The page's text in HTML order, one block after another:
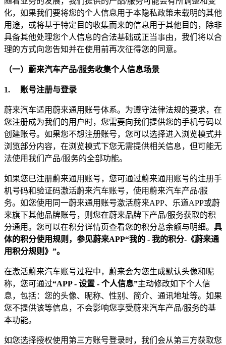
化，如果我们要将您的个人信息用于本隐私政策未载明的其他
用途，或将基于特定目的收集而来的信息用于其他目的，除非
具备其他处理您个人信息的合法基础或正当事由，我们将以合
理的方式向您告知并在使用前再次征得您的同意。
（一）蔚来汽车产品/服务收集个人信息场景
1. 账号注册与登录
蔚来汽车适用蔚来通用账号体系。为遵守法律法规的要求，在
您注册成为我们的用户时，您需要向我们提供您的手机号码以
创建账号。如果您不想注册账号，您可以选择进入浏览模式并
浏览部分内容，在浏览模式下您无需提供相关信息，但可能无
法使用我们产品/服务的全部功能。
如果您已注册蔚来通用账号，您可通过蔚来通用账号的注册手
机号码和验证码激活蔚来汽车账号，使用蔚来汽车产品/服
务。如您使用同一蔚来通用账号激活蔚来APP、乐道APP或蔚
来旗下其他品牌账号，则您在蔚来品牌下产品/服务获取的积
分通用。您可以在积分详情页查看您的积分总余额与明细。 具
体的积分使用规则，参见蔚来APP“我的 - 我的积分-《蔚来通
用积分规则》”。
在激活蔚来汽车账号过程中，蔚来会为您生成默认头像和昵
称，您可通过“APP - 设置 - 个人信息”主动修改如下个人信
息，包括：您的头像、昵称、性别、简介、通讯地址等。如果
您不提供该等信息，不会影响您享受蔚来汽车产品/服务的基
本功能。
如您选择授权使用第三方账号登录时，我们会从第三方获取您